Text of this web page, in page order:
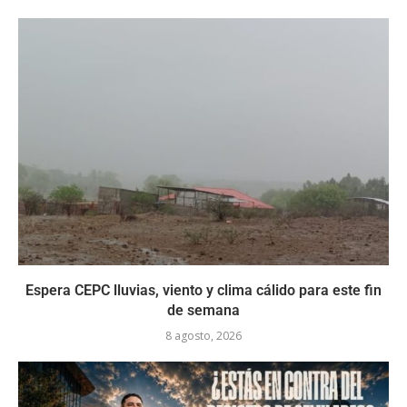
Espera CEPC lluvias, viento y clima cálido para este fin
de semana
8 agosto, 2026